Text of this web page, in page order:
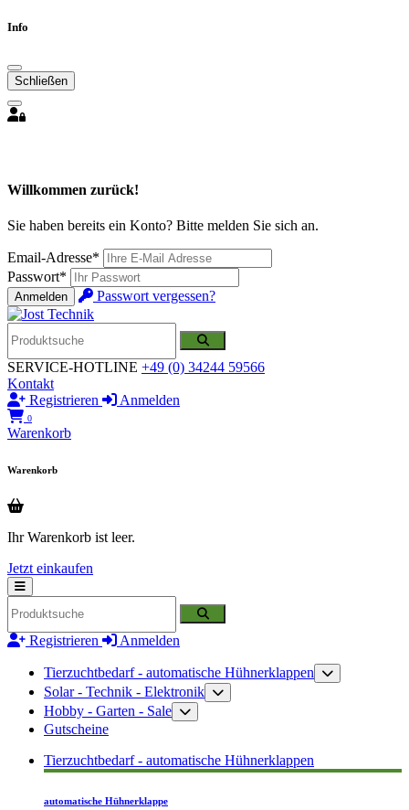
Info
Schließen
Willkommen zurück!
Sie haben bereits ein Konto? Bitte melden Sie sich an.
Email-Adresse*
Passwort*
Anmelden Passwort vergessen?
SERVICE-HOTLINE +49 (0) 34244 59566
Kontakt
Registrieren
Anmelden
0
Warenkorb
Warenkorb
Ihr Warenkorb ist leer.
Jetzt einkaufen
Registrieren Anmelden
Tierzuchtbedarf - automatische Hühnerklappen
Solar - Technik - Elektronik
Hobby - Garten - Sale
Gutscheine
Tierzuchtbedarf - automatische Hühnerklappen
automatische Hühnerklappe